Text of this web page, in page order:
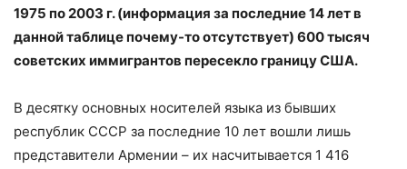
1975 по 2003 г. (информация за последние 14 лет в
данной таблице почему-то отсутствует) 600 тысяч
советских иммигрантов пересекло границу США.
В десятку основных носителей языка из бывших
республик СССР за последние 10 лет вошли лишь
представители Армении – их насчитывается 1 416